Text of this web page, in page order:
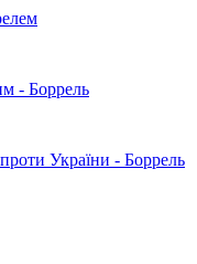
- Боррель
України - Боррель